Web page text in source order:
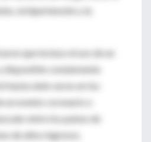
la hipertensión y la
que incluso el uso de un
disponible comúnmente
hasta siete veces en los
un evento coronario o
entre los países de
de altos ingresos.